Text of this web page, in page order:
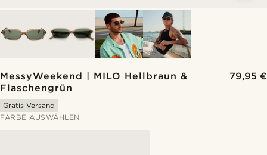
MessyWeekend | MILO Hellbraun &
Flaschengrün
79,95 €
Gratis Versand
FARBE AUSWÄHLEN